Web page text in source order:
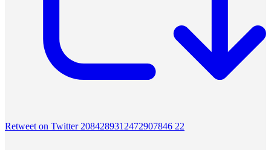
Retweet on Twitter 2084289312472907846 22